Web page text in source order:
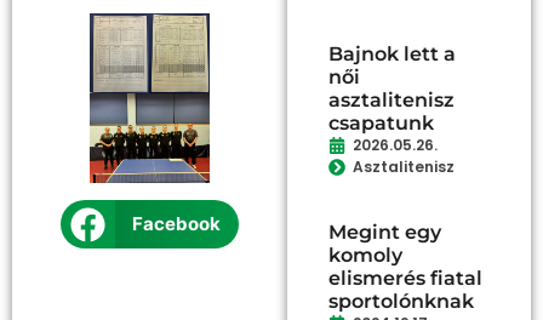
Facebook
Bajnok lett a
női
asztalitenisz
csapatunk
2026.05.26.
Asztalitenisz
Megint egy
komoly
elismerés fiatal
sportolónknak